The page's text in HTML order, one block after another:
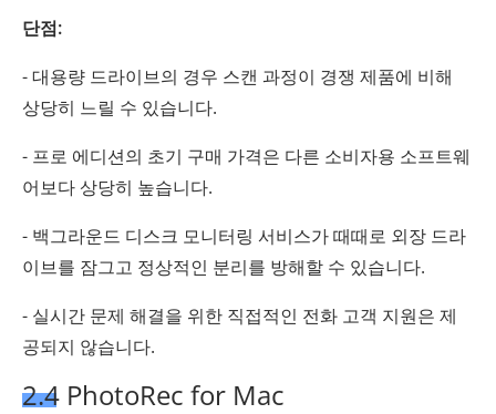
단점:
- 대용량 드라이브의 경우 스캔 과정이 경쟁 제품에 비해
상당히 느릴 수 있습니다.
- 프로 에디션의 초기 구매 가격은 다른 소비자용 소프트웨
어보다 상당히 높습니다.
- 백그라운드 디스크 모니터링 서비스가 때때로 외장 드라
이브를 잠그고 정상적인 분리를 방해할 수 있습니다.
- 실시간 문제 해결을 위한 직접적인 전화 고객 지원은 제
공되지 않습니다.
2.4 PhotoRec for Mac